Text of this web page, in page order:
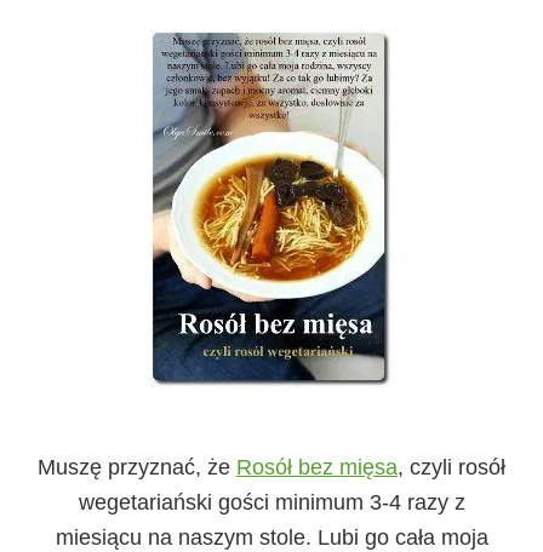
Muszę przyznać, że Rosół bez mięsa, czyli rosół
wegetariański gości minimum 3-4 razy z
miesiącu na naszym stole. Lubi go cała moja